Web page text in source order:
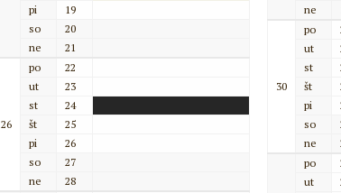
pi
19
so
20
ne
21
26
po
22
ut
23
st
24
št
25
pi
26
so
27
ne
28
ne
30
po
ut
st
št
pi
so
ne
po
ut